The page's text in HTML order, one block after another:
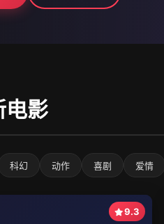
电影
科幻 动作 喜剧 爱情
9.3